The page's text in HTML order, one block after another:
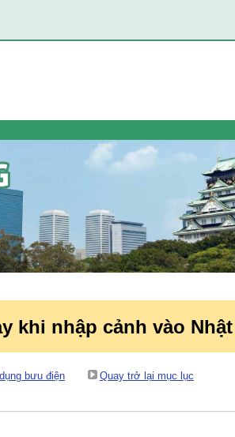
khi nhập cảnh vào Nhật
bưu điện Quay trở lại mục lục